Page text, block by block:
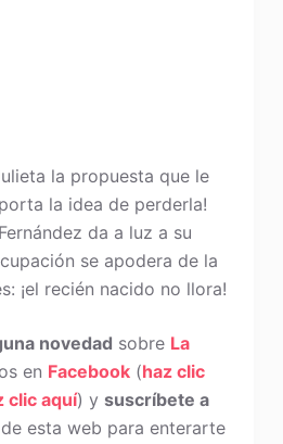
la propuesta que le
la idea de perderla!
da a luz a su
se apodera de la
¡el recién nacido no llora!
novedad sobre La
en Facebook(haz clic
clic aquí) y suscríbete a
esta web para enterarte